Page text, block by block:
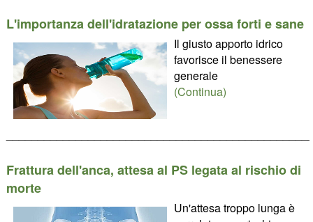
L'importanza dell'idratazione per ossa forti e sane
Il giusto apporto idrico
favorisce il benessere
generale
(Continua)
Frattura dell'anca, attesa al PS legata al rischio di
morte
Un'attesa troppo lunga è